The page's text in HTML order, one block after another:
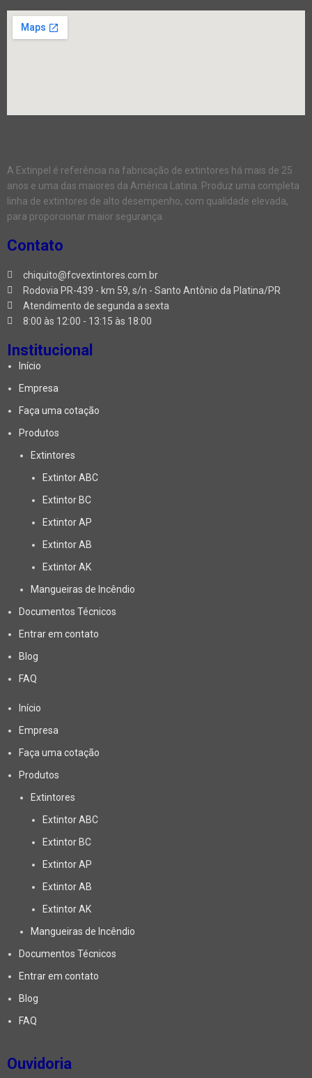
A Extinpel é referência na fabricação de extintores há mais de 25
anos e uma das maiores da América Latina. Produz uma completa
linha de extintores de alto desempenho, com qualidade elevada,
para proporcionar maior segurança.
Contato
chiquito@fcvextintores.com.br
Rodovia PR-439 - km 59, s/n - Santo Antônio da Platina/PR
Atendimento de segunda a sexta
8:00 às 12:00 - 13:15 às 18:00
Institucional
Início
Empresa
Faça uma cotação
Produtos
Extintores
Extintor ABC
Extintor BC
Extintor AP
Extintor AB
Extintor AK
Mangueiras de Incêndio
Documentos Técnicos
Entrar em contato
Blog
FAQ
Início
Empresa
Faça uma cotação
Produtos
Extintores
Extintor ABC
Extintor BC
Extintor AP
Extintor AB
Extintor AK
Mangueiras de Incêndio
Documentos Técnicos
Entrar em contato
Blog
FAQ
Ouvidoria